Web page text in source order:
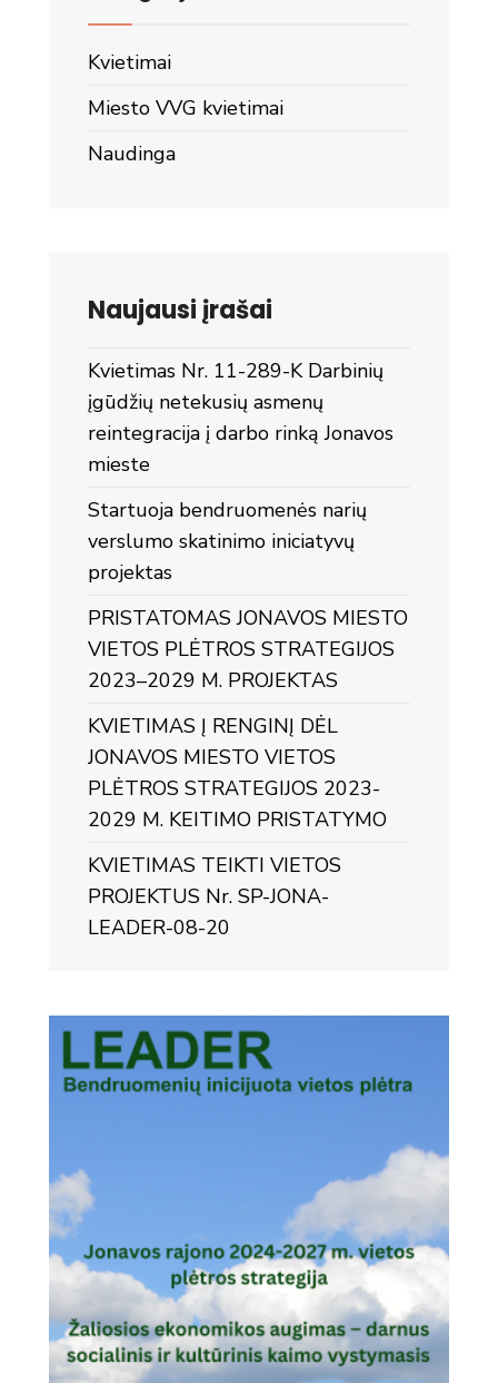
Kvietimai
Miesto VVG kvietimai
Naudinga
Naujausi įrašai
Kvietimas Nr. 11-289-K Darbinių
įgūdžių netekusių asmenų
reintegracija į darbo rinką Jonavos
mieste
Startuoja bendruomenės narių
verslumo skatinimo iniciatyvų
projektas
PRISTATOMAS JONAVOS MIESTO
VIETOS PLĖTROS STRATEGIJOS
2023–2029 M. PROJEKTAS
KVIETIMAS Į RENGINĮ DĖL
JONAVOS MIESTO VIETOS
PLĖTROS STRATEGIJOS 2023-
2029 M. KEITIMO PRISTATYMO
KVIETIMAS TEIKTI VIETOS
PROJEKTUS Nr. SP-JONA-
LEADER-08-20